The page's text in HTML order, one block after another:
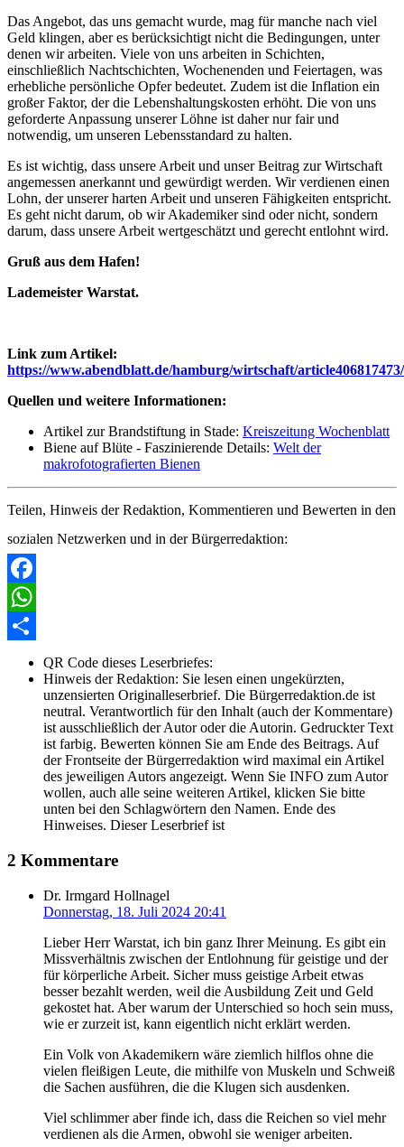
Das Angebot, das uns gemacht wurde, mag für manche nach viel
Geld klingen, aber es berücksichtigt nicht die Bedingungen, unter
denen wir arbeiten. Viele von uns arbeiten in Schichten,
einschließlich Nachtschichten, Wochenenden und Feiertagen, was
erhebliche persönliche Opfer bedeutet. Zudem ist die Inflation ein
großer Faktor, der die Lebenshaltungskosten erhöht. Die von uns
geforderte Anpassung unserer Löhne ist daher nur fair und
notwendig, um unseren Lebensstandard zu halten.
Es ist wichtig, dass unsere Arbeit und unser Beitrag zur Wirtschaft
angemessen anerkannt und gewürdigt werden. Wir verdienen einen
Lohn, der unserer harten Arbeit und unseren Fähigkeiten entspricht.
Es geht nicht darum, ob wir Akademiker sind oder nicht, sondern
darum, dass unsere Arbeit wertgeschätzt und gerecht entlohnt wird.
Gruß aus dem Hafen!
Lademeister Warstat.
Link zum Artikel:
https://www.abendblatt.de/hamburg/wirtschaft/
Quellen und weitere Informationen:
Artikel zur Brandstiftung in Stade: Kreiszeitung Wochenblatt
Biene auf Blüte - Faszinierende Details: Welt der
makrofotografierten Bienen
Teilen, Hinweis der Redaktion, Kommentieren und Bewerten in den
sozialen Netzwerken und in der Bürgerredaktion:
Facebook
WhatsApp
QR Code dieses Leserbriefes:
Hinweis der Redaktion: Sie lesen einen ungekürzten,
unzensierten Originalleserbrief. Die Bürgerredaktion.de ist
neutral. Verantwortlich für den Inhalt (auch der Kommentare)
ist ausschließlich der Autor oder die Autorin. Gedruckter Text
ist farbig. Bewerten können Sie am Ende des Beitrags. Auf
der Frontseite der Bürgerredaktion wird maximal ein Artikel
des jeweiligen Autors angezeigt. Wenn Sie INFO zum Autor
wollen, auch alle seine weiteren Artikel, klicken Sie bitte
unten bei den Schlagwörtern den Namen. Ende des
Hinweises. Dieser Leserbrief ist
2 Kommentare
Dr. Irmgard Hollnagel
Donnerstag, 18. Juli 2024 20:41
Lieber Herr Warstat, ich bin ganz Ihrer Meinung. Es gibt ein
Missverhältnis zwischen der Entlohnung für geistige und der
für körperliche Arbeit. Sicher muss geistige Arbeit etwas
besser bezahlt werden, weil die Ausbildung Zeit und Geld
gekostet hat. Aber warum der Unterschied so hoch sein muss,
wie er zurzeit ist, kann eigentlich nicht erklärt werden.
Ein Volk von Akademikern wäre ziemlich hilflos ohne die
vielen fleißigen Leute, die mithilfe von Muskeln und Schweiß
die Sachen ausführen, die die Klugen sich ausdenken.
Viel schlimmer aber finde ich, dass die Reichen so viel mehr
verdienen als die Armen, obwohl sie weniger arbeiten.